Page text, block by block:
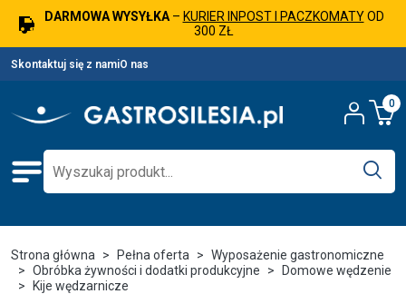
DARMOWA WYSYŁKA– KURIER INPOST I PACZKOMATYOD
300 ZŁ
Skontaktuj się z namiO nas
0
Strona główna Pełna oferta
Wyposażenie gastronomiczne
Obróbka żywności i dodatki produkcyjne
Domowe wędzenie
Kije wędzarnicze